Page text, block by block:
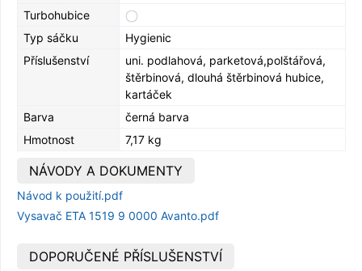
Turbohubice
Typ sáčku
Hygienic
Příslušenství
uni. podlahová, parketová,polštářová,
štěrbinová, dlouhá štěrbinová hubice,
kartáček
Barva
černá barva
Hmotnost
7,17 kg
NÁVODY A DOKUMENTY
Návod k použití.pdf
Vysavač ETA 1519 9 0000 Avanto.pdf
DOPORUČENÉ PŘÍSLUŠENSTVÍ